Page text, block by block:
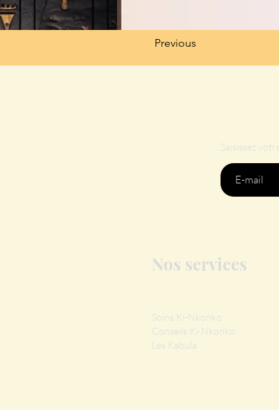
Previous
Saisissez
Nos services
Soins Ki-Nkonko
Conseils Ki-Nkonko
Les Kabula